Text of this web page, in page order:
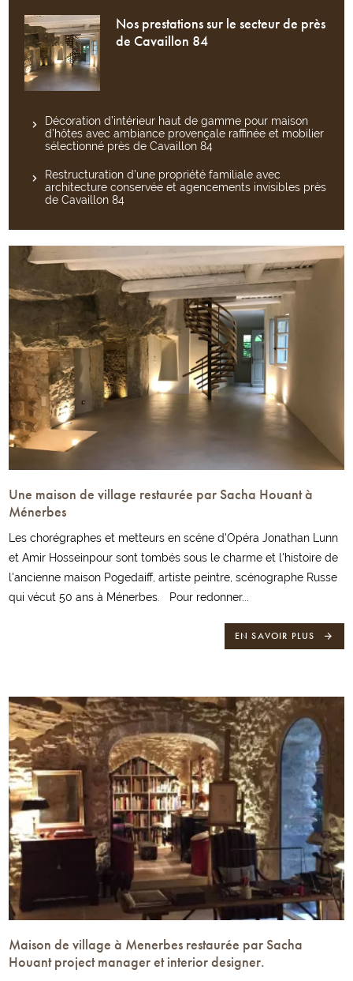
Nos prestations sur le secteur de près
de Cavaillon 84
Décoration d’intérieur haut de gamme pour maison
d’hôtes avec ambiance provençale raffinée et mobilier
sélectionné près de Cavaillon 84
Restructuration d’une propriété familiale avec
architecture conservée et agencements invisibles près
de Cavaillon 84
Une maison de village restaurée par Sacha Houant à
Ménerbes
Les chorégraphes et metteurs en scéne d'Opéra Jonathan Lunn
et Amir Hosseinpour sont tombés sous le charme et l'histoire de
l'ancienne maison Pogedaiff, artiste peintre, scénographe Russe
qui vécut 50 ans à Ménerbes. Pour redonner...
EN SAVOIR PLUS
Maison de village à Menerbes restaurée par Sacha
Houant project manager et interior designer.